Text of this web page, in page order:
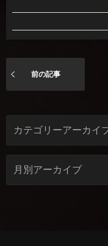
前の記事